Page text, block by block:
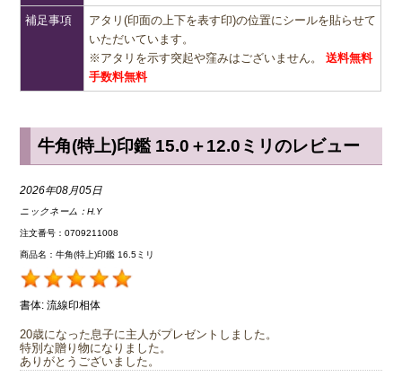
補足事項
アタリ(印面の上下を表す印)の位置にシールを貼らせて
いただいています。
※アタリを示す突起や窪みはございません。送料無料
手数料無料
牛角(特上)印鑑 15.0＋12.0ミリのレビュー
2026年08月05日
ニックネーム：H.Y
注文番号：0709211008
商品名：牛角(特上)印鑑 16.5ミリ
書体: 流線印相体
20歳になった息子に主人がプレゼントしました。
特別な贈り物になりました。
ありがとうございました。